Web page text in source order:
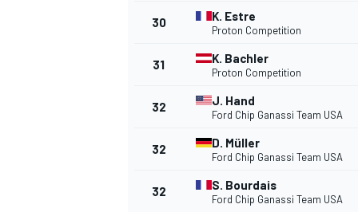
30 K. Estre
Proton Competition
31 K. Bachler
Proton Competition
32 J. Hand
Ford Chip Ganassi Team USA
32 D. Müller
Ford Chip Ganassi Team USA
32 S. Bourdais
Ford Chip Ganassi Team USA